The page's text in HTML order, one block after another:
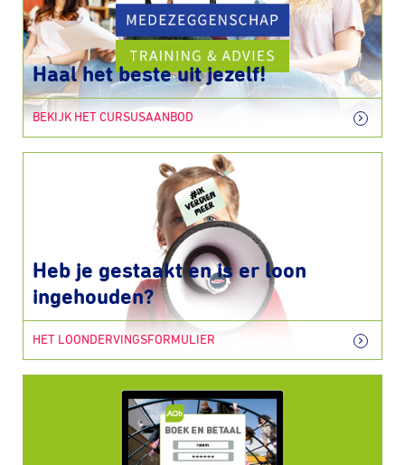
Haal het beste uit jezelf!
BEKIJK HET CURSUSAANBOD
Heb je gestaakt en is er loon
ingehouden?
HET LOONDERVINGSFORMULIER